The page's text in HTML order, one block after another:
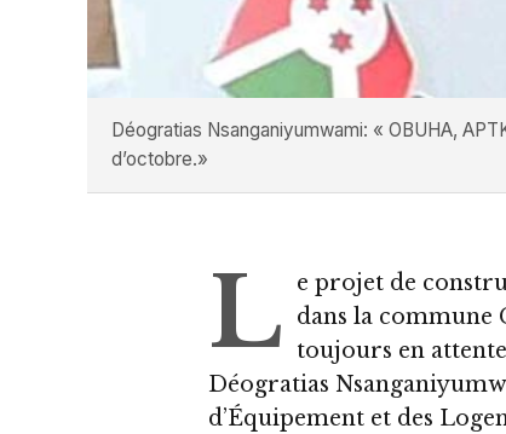
Déogratias Nsanganiyumwami: « OBUHA,
d’octobre.»
L
e projet de
dans la commune
toujours en
Déogratias
d’Équipement et des